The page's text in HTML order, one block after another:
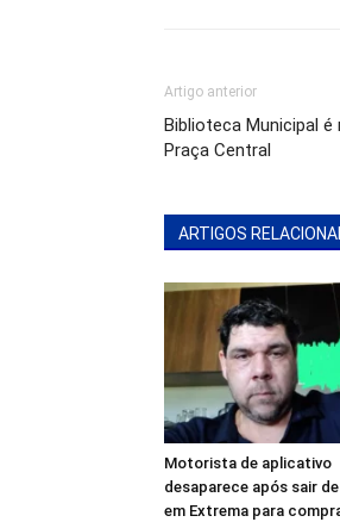
Artigo anterior
Biblioteca Municipal
Praça Central
ARTIGOS
Motorista de aplicativo
desaparece após sair
em Extrema para